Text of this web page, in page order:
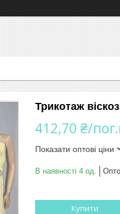
Трикотаж
412,70 ₴/
Показати оптові ціни
В наявності 4 од.
Купити